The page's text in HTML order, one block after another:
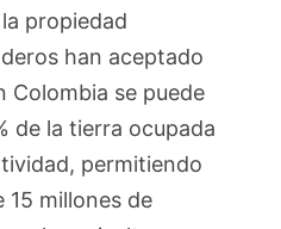
propiedad
han aceptado
Colombia se puede
de la tierra ocupada
permitiendo
15 millones de